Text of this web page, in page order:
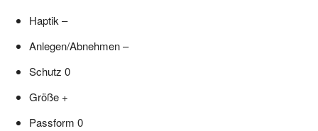
Haptik –
Anlegen/Abnehmen –
Schutz 0
Größe +
Passform 0